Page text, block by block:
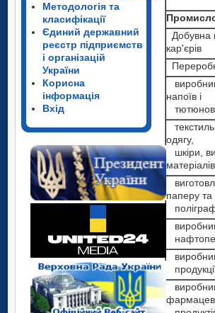
Методологія та
класифікації
Єдиний державний
реєстр підприємств
і організацій
України
Корисна
інформація
Вхід
Добувна
кар'єрів
напоїв і
одягу,
шкіри,
матеріалів
паперу та
Добувна
кар'єрів
напоїв і
шкіри,
матеріалів
паперу та
хімічної
Добувна
кар'єрів